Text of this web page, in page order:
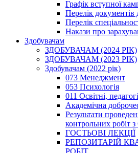
Графік вступної
Перелік документів
Перелік
Накази про
Здобувачам
ЗДОБУВАЧАМ (2024 РІК)
ЗДОБУВАЧАМ (2023 РІК)
Здобувачам (2022 рік)
073 Менеджмент
053 Психологія
011 Освітні,
Академічна
Результати
контрольних робіт
ГОСТЬОВІ ЛЕКЦІЇ
РЕПОЗИТАРІЙ
РОБІТ